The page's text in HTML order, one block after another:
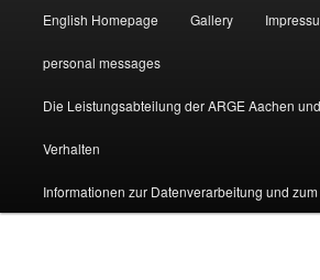
English Homepage Gallery
personal messages
Die Leistungsabteilung der ARGE Aachen
Verhalten
Informationen zur Datenverarbeitung und